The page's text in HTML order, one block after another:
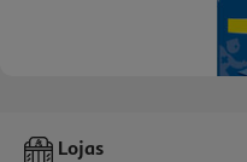
Penso Urgo Optiskin 10cm 10un
Lojas